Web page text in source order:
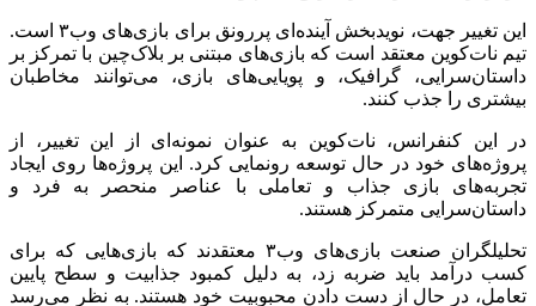
این تغییر جهت، نویدبخش آینده‌ای پررونق برای بازی‌های وب۳ است.
تیم نات‌کوین معتقد است که بازی‌های مبتنی بر بلاک‌چین با تمرکز بر
داستان‌سرایی، گرافیک، و پویایی‌های بازی، می‌توانند مخاطبان
بیشتری را جذب کنند.
در این کنفرانس، نات‌کوین به عنوان نمونه‌ای از این تغییر، از
پروژه‌های خود در حال توسعه رونمایی کرد. این پروژه‌ها روی ایجاد
تجربه‌های بازی جذاب و تعاملی با عناصر منحصر به فرد و
داستان‌سرایی متمرکز هستند.
تحلیلگران صنعت بازی‌های وب۳ معتقدند که بازی‌هایی که برای
کسب درآمد باید ضربه زد، به دلیل کمبود جذابیت و سطح پایین
تعامل، در حال از دست دادن محبوبیت خود هستند. به نظر می‌رسد